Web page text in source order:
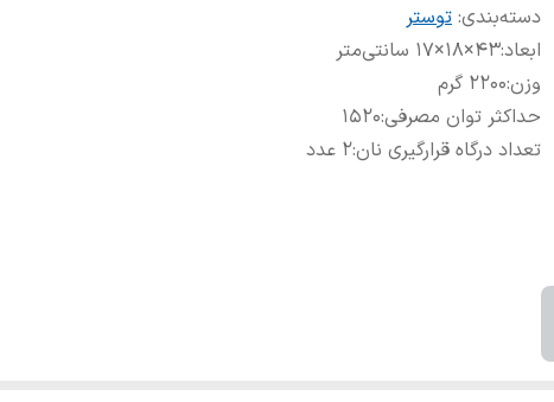
دسته‌بندی: توستر
ابعاد:۴۳×۱۸×۱۷ سانتی‌متر
وزن:۲۲۰۰ گرم
حداکثر توان مصرفی:۱۵۲۰
تعداد درگاه قرارگیری نان:۲ عدد